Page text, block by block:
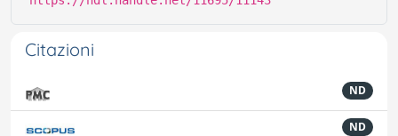
Citazioni
ND
ND